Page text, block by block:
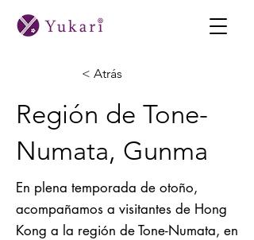
< Atrás
Región de Tone-
Numata, Gunma
En plena temporada de otoño,
acompañamos a visitantes de Hong
Kong a la región de Tone-Numata, en